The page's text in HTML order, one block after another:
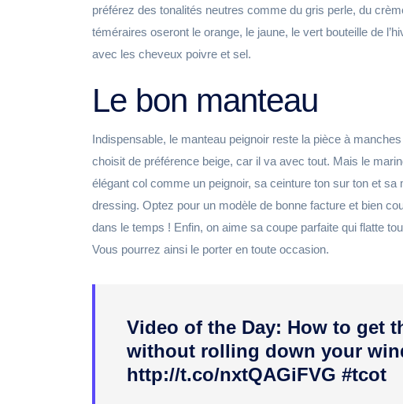
préférez des tonalités neutres comme du gris perle, du
téméraires oseront le orange, le jaune, le vert bouteille de
avec les cheveux poivre et sel.
Le bon manteau
Indispensable, le manteau peignoir reste la pièce à
choisit de préférence beige, car il va avec tout. Mais le
élégant col comme un peignoir, sa ceinture ton sur ton et
dressing. Optez pour un modèle de bonne facture et bien
dans le temps ! Enfin, on aime sa coupe parfaite qui flatte
Vous pourrez ainsi le porter en toute occasion.
Video of the Day: How to get
without rolling down your
http://t.co/nxtQAGiFVG #tcot